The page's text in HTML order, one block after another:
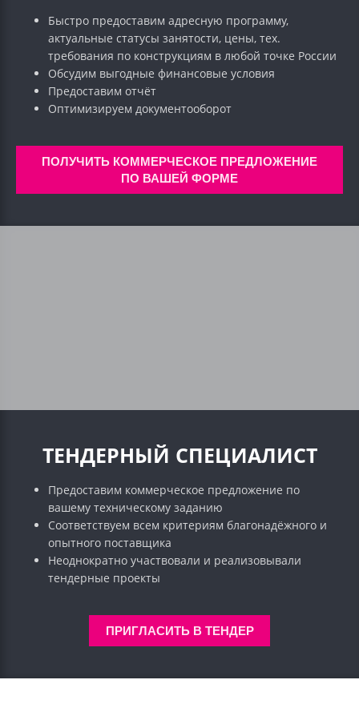
Быстро предоставим адресную программу,
актуальные статусы занятости, цены, тех.
требования по конструкциям в любой точке России
Обсудим выгодные финансовые условия
Предоставим отчёт
Оптимизируем документооборот
ПОЛУЧИТЬ КОММЕРЧЕСКОЕ ПРЕДЛОЖЕНИЕ
ПО ВАШЕЙ ФОРМЕ
ТЕНДЕРНЫЙ СПЕЦИАЛИСТ
Предоставим коммерческое предложение по
вашему техническому заданию
Соответствуем всем критериям благонадёжного и
опытного поставщика
Неоднократно участвовали и реализовывали
тендерные проекты
ПРИГЛАСИТЬ В ТЕНДЕР